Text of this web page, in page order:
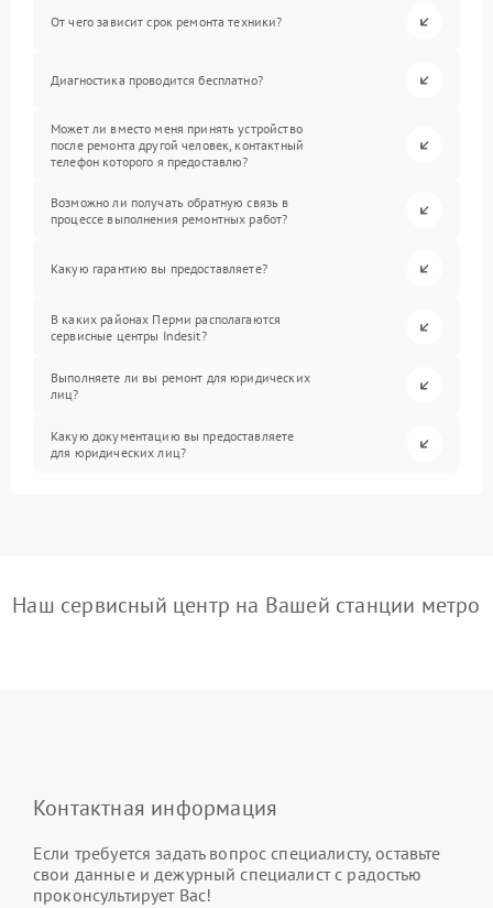
От чего зависит срок ремонта техники?
Диагностика проводится бесплатно?
Может ли вместо меня принять устройство
после ремонта другой человек, контактный
телефон которого я предоставлю?
Возможно ли получать обратную связь в
процессе выполнения ремонтных работ?
Какую гарантию вы предоставляете?
В каких районах Перми располагаются
сервисные центры Indesit?
Выполняете ли вы ремонт для юридических
лиц?
Какую документацию вы предоставляете
для юридических лиц?
Наш сервисный центр на Вашей станции метро
Контактная информация
Если требуется задать вопрос специалисту, оставьте
свои данные и дежурный специалист с радостью
проконсультирует Вас!